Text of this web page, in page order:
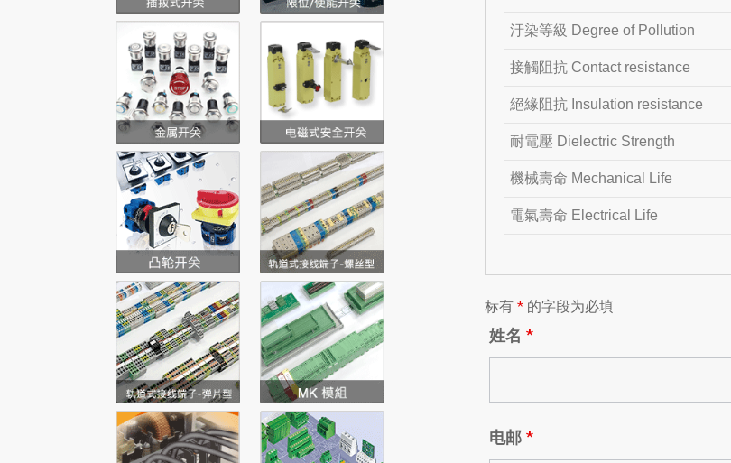
汙染等級 Degree of Pollution
接觸阻抗 Contact resistance
絕緣阻抗 Insulation resistance
耐電壓 Dielectric Strength
機械壽命 Mechanical Life
電氣壽命 Electrical Life
标有 * 的字段为必填
姓名 *
电邮 *